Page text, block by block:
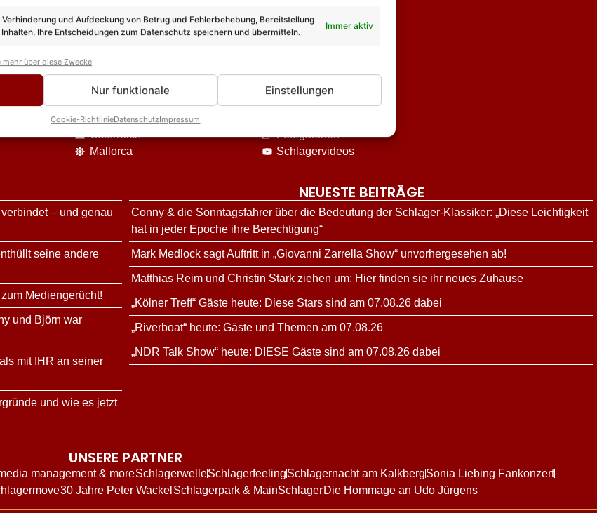
und Aufdeckung von Betrug und Fehlerbehebung, Bereitstellung
Ihre Entscheidungen zum Datenschutz speichern und übermitteln.
Immer aktiv
mehr über diese Zwecke
Nur funktionale Einstellungen
Cookie-RichtlinieDatenschutzImpressum
DIE VIELFALT UNSERES ANGEBOTES
Reisen
Österreich
Mallorca
Unterhaltung
Fotogalerien
Schlagervideos
– und genau
seine andere
Mediengerücht!
und Björn war
mit IHR an seiner
und wie es jetzt
NEUESTE BEITRÄGE
Conny & die Sonntagsfahrer über die Bedeutung der Schlager-Klassiker: „Diese Leichtigkeit
hat in jeder Epoche ihre Berechtigung“
Mark Medlock sagt Auftritt in „Giovanni Zarrella Show“ unvorhergesehen ab!
Matthias Reim und Christin Stark ziehen um: Hier finden sie ihr neues Zuhause
„Kölner Treff“ Gäste heute: Diese Stars sind am 07.08.26 dabei
„Riverboat“ heute: Gäste und Themen am 07.08.26
„NDR Talk Show“ heute: DIESE Gäste sind am 07.08.26 dabei
UNSERE PARTNER
management & moreSchlagerwelleSchlagerfeelingSchlagernacht am KalkbergSonia Liebing Fankonzert
30 Jahre Peter Wackel Schlagerpark & MainSchlagerDie Hommage an Udo Jürgens